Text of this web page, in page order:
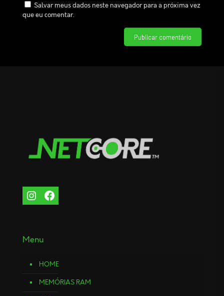
Salvar meus dados neste navegador para a próxima vez
que eu comentar.
Menu
HOME
MEMÓRIAS RAM